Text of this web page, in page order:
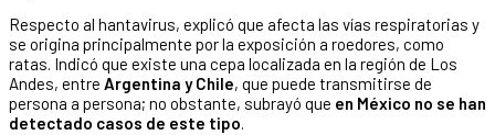
Respecto al hantavirus, explicó que afecta las vías respiratorias y
se origina principalmente por la exposición a roedores, como
ratas. Indicó que existe una cepa localizada en la región de Los
Andes, entre Argentina y Chile, que puede transmitirse de
persona a persona; no obstante, subrayó que en México no se han
detectado casos de este tipo.